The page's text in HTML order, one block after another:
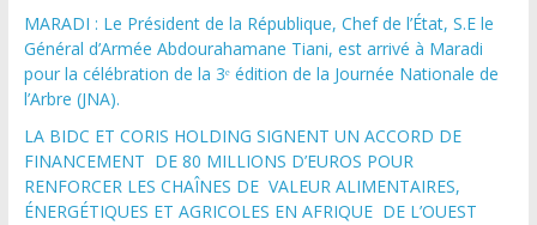
MARADI : Le Président de la République, Chef de l’État, S.E le
Général d’Armée Abdourahamane Tiani, est arrivé à Maradi
pour la célébration de la 3ᵉ édition de la Journée Nationale de
l’Arbre (JNA).
LA BIDC ET CORIS HOLDING SIGNENT UN ACCORD DE
FINANCEMENT DE 80 MILLIONS D’EUROS POUR
RENFORCER LES CHAÎNES DE VALEUR ALIMENTAIRES,
ÉNERGÉTIQUES ET AGRICOLES EN AFRIQUE DE L’OUEST